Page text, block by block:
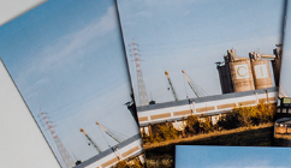
2023